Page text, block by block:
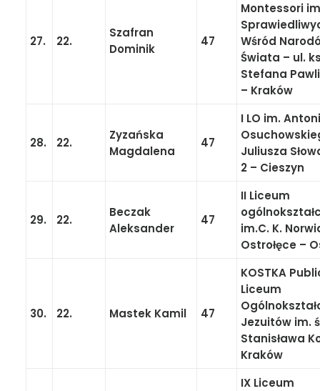
27. 22.
Szafran
Dominik
47
Montessori
Wśród
Świata – ul.
Stefana
– Kraków
28. 22.
Zyzańska
Magdalena
47
I LO im.
Juliusza
2 – Cieszyn
29. 22.
Beczak
Aleksander
47
II Liceum
im.C. K.
Ostrołęce –
30. 22. Mastek Kamil 47
KOSTKA
Liceum
Jezuitów im.
Stanisława
Kraków
IX Liceum